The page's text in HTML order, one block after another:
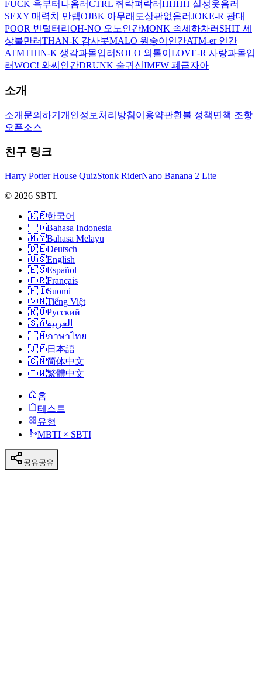
FUCK 욕부터나옴러CTRL 쥐락펴락러HHHH 실성웃음러
SEXY 매력치 만렙OJBK 아무래도상관없음러JOKE-R 광대
POOR 빈털터리 OH-NO 오노인간MONK 속세하차러 SHIT 세
상불만러THAN-K 감사봇MALO 원숭이인간ATM-er 인간
ATMTHIN-K 생각과몰입러 SOLO 외톨이 LOVE-R 사랑과몰입
러WOC! 와씨인간DRUNK 술귀신IMFW 폐급자아
소개
소개 문의하기 개인정보처리방침이용약관환불 정책 면책 조항
오픈소스
친구 링크
Harry Potter House QuizStonk RiderNano Banana 2 Lite
© 2026 SBTI.
🇰🇷한국어
🇮🇩Bahasa Indonesia
🇲🇾Bahasa Melayu
🇩🇪Deutsch
🇺🇸English
🇪🇸Español
🇫🇷Français
🇫🇮Suomi
🇻🇳Tiếng Việt
🇷🇺Русский
🇸🇦العربية
🇹🇭ภาษาไทย
🇯🇵日本語
🇨🇳简体中文
🇹🇼繁體中文
홈
테스트
유형
MBTI × SBTI
공유공유